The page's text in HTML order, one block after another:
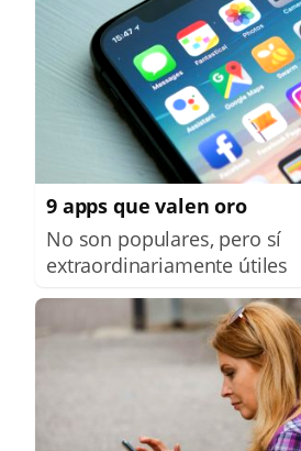
9 apps que valen oro
No son populares, pero sí
extraordinariamente útiles